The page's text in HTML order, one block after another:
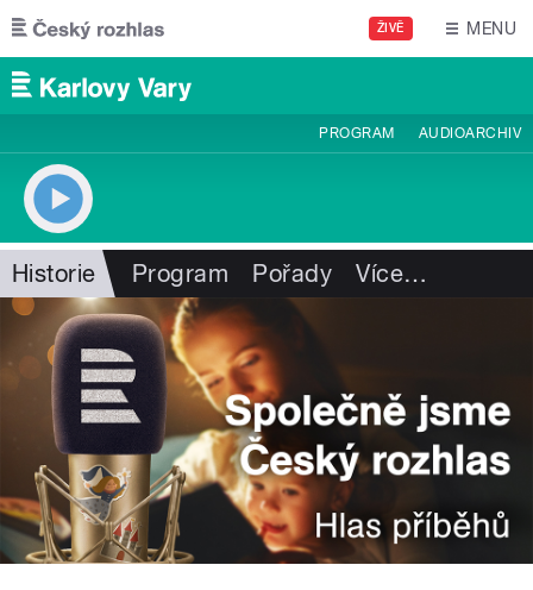
Přejít k hlavnímu obsahu
ŽIVĚ MENU
PROGRAM AUDIOARCHIV
Historie Program Pořady Více…